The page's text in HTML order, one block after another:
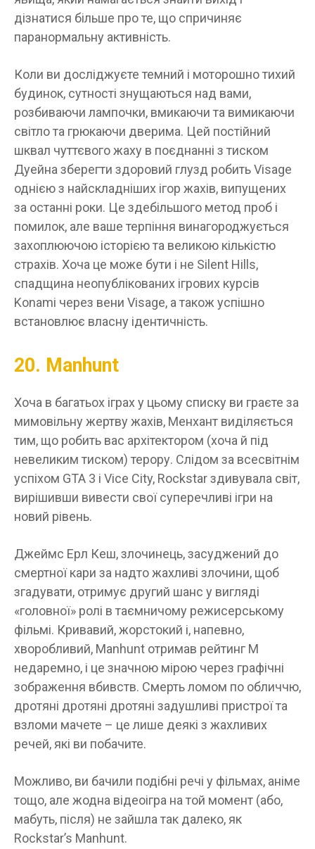
дізнатися більше про те, що спричиняє
паранормальну активність.
Коли ви досліджуєте темний і моторошно тихий
будинок, сутності знущаються над вами,
розбиваючи лампочки, вмикаючи та вимикаючи
світло та грюкаючи дверима. Цей постійний
шквал чуттєвого жаху в поєднанні з тиском
Дуейна зберегти здоровий глузд робить Visage
однією з найскладніших ігор жахів, випущених
за останні роки. Це здебільшого метод проб і
помилок, але ваше терпіння винагороджується
захоплюючою історією та великою кількістю
страхів. Хоча це може бути і не Silent Hills,
спадщина неопублікованих ігрових курсів
Konami через вени Visage, а також успішно
встановлює власну ідентичність.
20. Manhunt
Хоча в багатьох іграх у цьому списку ви граєте за
мимовільну жертву жахів, Менхант виділяється
тим, що робить вас архітектором (хоча й під
невеликим тиском) терору. Слідом за всесвітнім
успіхом GTA 3 і Vice City, Rockstar здивувала світ,
вирішивши вивести свої суперечливі ігри на
новий рівень.
Джеймс Ерл Кеш, злочинець, засуджений до
смертної кари за надто жахливі злочини, щоб
згадувати, отримує другий шанс у вигляді
«головної» ролі в таємничому режисерському
фільмі. Кривавий, жорстокий і, напевно,
хворобливий, Manhunt отримав рейтинг М
недаремно, і це значною мірою через графічні
зображення вбивств. Смерть ломом по обличчю,
дротяні дротяні дротяні задушливі пристрої та
взломи мачете – це лише деякі з жахливих
речей, які ви побачите.
Можливо, ви бачили подібні речі у фільмах, аніме
тощо, але жодна відеоігра на той момент (або,
мабуть, після) не зайшла так далеко, як
Rockstar’s Manhunt.